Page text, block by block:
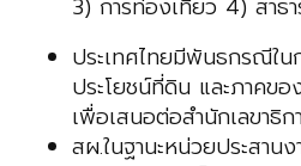
3) การท่องเที่ยว 4) สาธ
ประเทศไทยมีพันธกรณีใน
ประโยชน์ที่ดิน และภาคข
เพื่อเสนอต่อสํานักเลขา
สผ.ในฐานะหน่วยประสาน